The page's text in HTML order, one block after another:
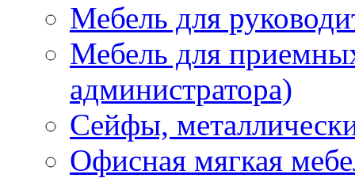
Мебель для
Мебель для
администратора)
Сейфы,
Офисная мягкая